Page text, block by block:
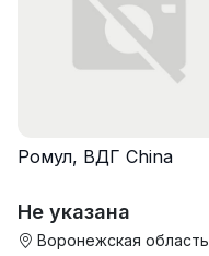
Ромул, ВДГ China
Не указана
Воронежская область